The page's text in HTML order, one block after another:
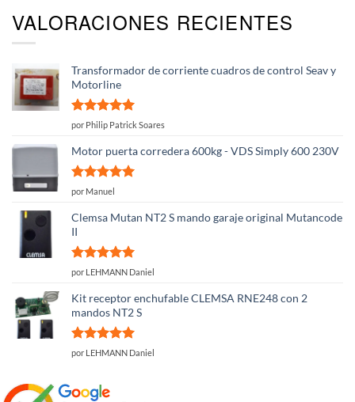
era:
62,92€.
es:
46,79€.
VALORACIONES RECIENTES
Transformador de corriente cuadros de control Seav y
Motorline
Valorado
por Philip Patrick Soares
Motor puerta corredera 600kg - VDS Simply 600 230V
Valorado
por Manuel
Clemsa Mutan NT2 S mando garaje original Mutancode
II
Valorado
por LEHMANN Daniel
Kit receptor enchufable CLEMSA RNE248 con 2
mandos NT2 S
Valorado
por LEHMANN Daniel